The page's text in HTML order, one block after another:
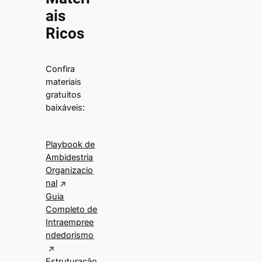
ais
Ricos
Confira
materiais
gratuitos
baixáveis:
Playbook de
Ambidestria
Organizacio
nal
Guia
Completo de
Intraempree
ndedorismo